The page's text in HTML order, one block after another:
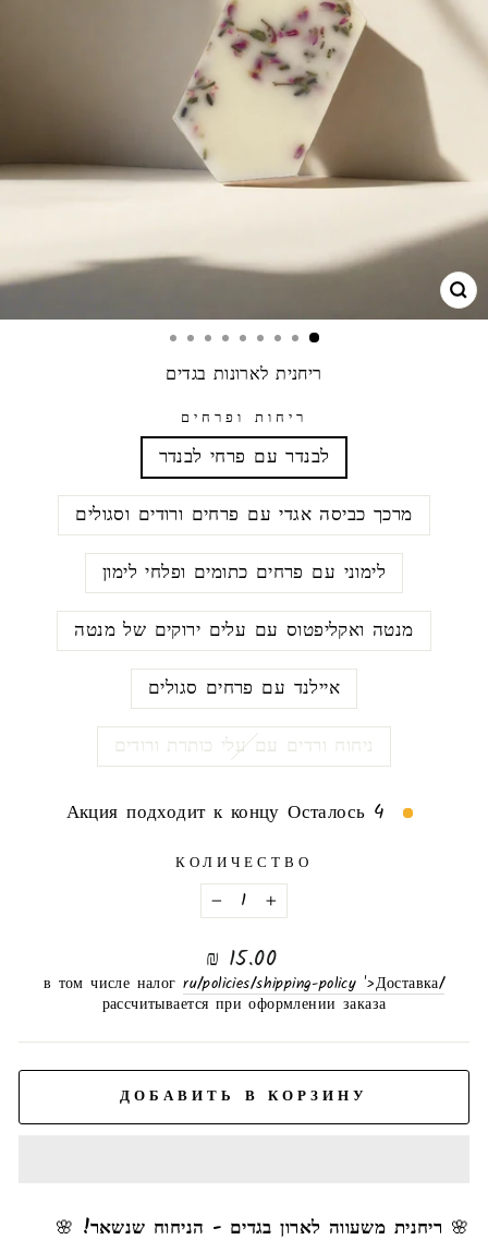
ריחנית לארונות בגדים
ריחות ופרחים
לבנדר עם פרחי לבנדר
מרכך כביסה אגדי עם פרחים ורודים וסגולים
לימוני עם פרחים כתומים ופלחי לימון
מנטה ואקליפטוס עם עלים ירוקים של מנטה
איילנד עם פרחים סגולים
ניחוח ורדים עם עלי כותרת ורודים
Акция подходит к концу Осталось 4
КОЛИЧЕСТВО
−
+
нормальная
цена
15.00 ₪
в том числе налог
/ru/policies/shipping-policy '>Доставка
рассчитывается при оформлении заказа
ДОБАВИТЬ В КОРЗИНУ
🌸 ריחנית משעווה לארון בגדים - הניחוח שנשאר! 🌸